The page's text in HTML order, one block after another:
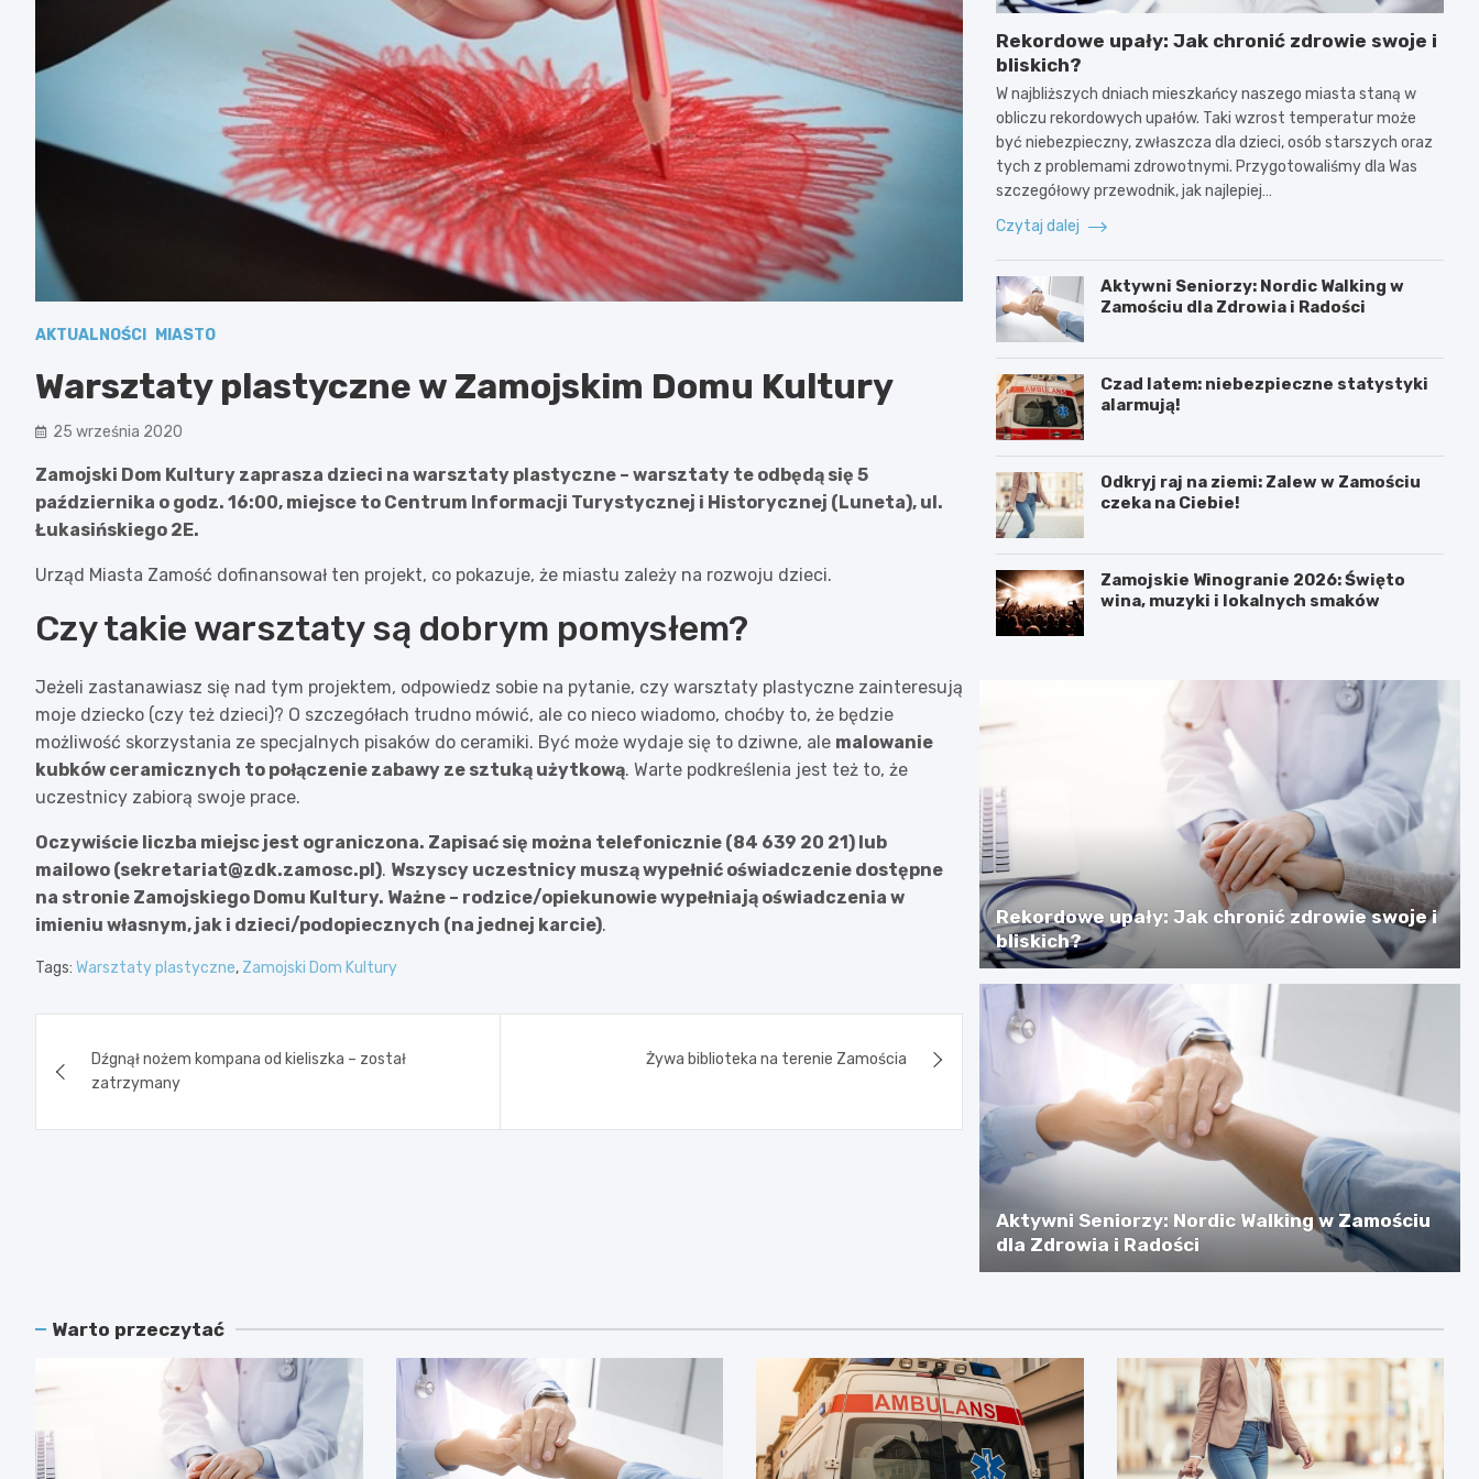
AKTUALNOŚCI MIASTO
Warsztaty plastyczne w Zamojskim Domu Kultury
25 września 2020
Zamojski Dom Kultury zaprasza dzieci na warsztaty plastyczne – warsztaty te odbędą się 5
października o godz. 16:00, miejsce to Centrum Informacji Turystycznej i Historycznej (Luneta), ul.
Łukasińskiego 2E.
Urząd Miasta Zamość dofinansował ten projekt, co pokazuje, że miastu zależy na rozwoju dzieci.
Czy takie warsztaty są dobrym pomysłem?
Jeżeli zastanawiasz się nad tym projektem, odpowiedz sobie na pytanie, czy warsztaty plastyczne zainteresują
moje dziecko (czy też dzieci)? O szczegółach trudno mówić, ale co nieco wiadomo, choćby to, że będzie
możliwość skorzystania ze specjalnych pisaków do ceramiki. Być może wydaje się to dziwne, ale malowanie
kubków ceramicznych to połączenie zabawy ze sztuką użytkową. Warte podkreślenia jest też to, że
uczestnicy zabiorą swoje prace.
Oczywiście liczba miejsc jest ograniczona. Zapisać się można telefonicznie (84 639 20 21) lub
mailowo (sekretariat@zdk.zamosc.pl). Wszyscy uczestnicy muszą wypełnić oświadczenie dostępne
na stronie Zamojskiego Domu Kultury. Ważne – rodzice/opiekunowie wypełniają oświadczenia w
imieniu własnym, jak i dzieci/podopiecznych (na jednej karcie).
Tags: Warsztaty plastyczne, Zamojski Dom Kultury
wpisuDźgnął nożem kompana od kieliszka – został
zatrzymany
Żywa biblioteka na terenie Zamościa
Rekordowe upały: Jak chronić zdrowie swoje i
bliskich?
W najbliższych dniach mieszkańcy naszego miasta staną w
obliczu rekordowych upałów. Taki wzrost temperatur może
być niebezpieczny, zwłaszcza dla dzieci, osób starszych oraz
tych z problemami zdrowotnymi. Przygotowaliśmy dla Was
szczegółowy przewodnik, jak najlepiej…
Czytaj dalej
Aktywni Seniorzy: Nordic Walking w
Zamościu dla Zdrowia i Radości
Czad latem: niebezpieczne statystyki
alarmują!
Odkryj raj na ziemi: Zalew w Zamościu
czeka na Ciebie!
Zamojskie Winogranie 2026: Święto
wina, muzyki i lokalnych smaków
Rekordowe upały: Jak chronić zdrowie swoje i
bliskich?
Aktywni Seniorzy: Nordic Walking w Zamościu
dla Zdrowia i Radości
Warto przeczytać